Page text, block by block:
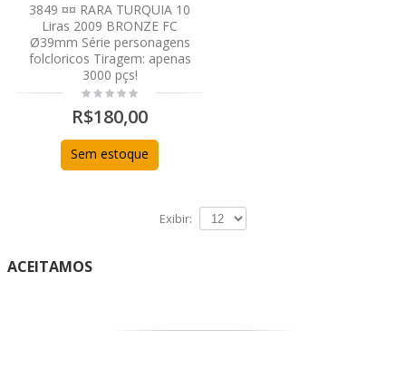
3849 ¤¤ RARA TURQUIA 10
Liras 2009 BRONZE FC
Ø39mm Série personagens
folcloricos Tiragem: apenas
3000 pçs!
R$180,00
Sem estoque
Exibir:
ACEITAMOS